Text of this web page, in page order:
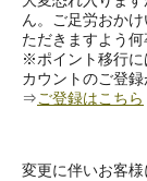
ん。ご足労おか
ただきますよう何
※ポイント移行に
カウントのご登録
⇒ご登録はこちら
変更に伴いお客様